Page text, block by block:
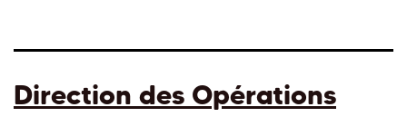
Direction des Opérations